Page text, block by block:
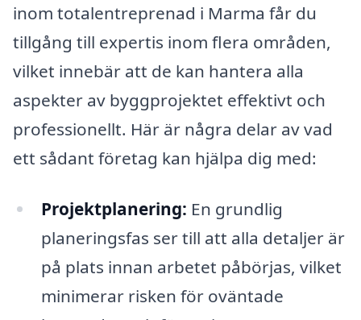
inom totalentreprenad i Marma får du
tillgång till expertis inom flera områden,
vilket innebär att de kan hantera alla
aspekter av byggprojektet effektivt och
professionellt. Här är några delar av vad
ett sådant företag kan hjälpa dig med:
Projektplanering: En grundlig
planeringsfas ser till att alla detaljer är
på plats innan arbetet påbörjas, vilket
minimerar risken för oväntade